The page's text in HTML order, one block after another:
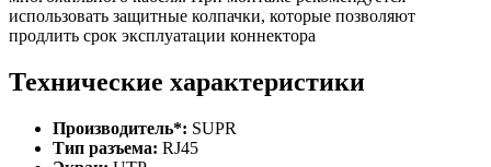
использовать защитные колпачки, которые позволяют
продлить срок эксплуатации коннектора
Технические характеристики
Производитель*: SUPR
Тип разъема: RJ45